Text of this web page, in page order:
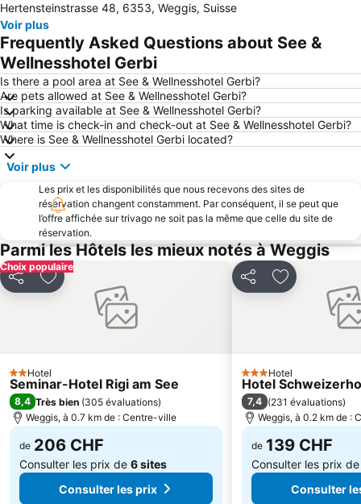
Zoo de Zurich
Greenfield Festival
Alpamare
Station de ski de Meiringen-Hasliberg
Musée suisse de l'habitat rural Ballenberg
Engelberg-Titlis
Sattel-Hochstuckli
Musée Suisse des Transports Zürichsee
Gare Centrale de Lucerne
Stoos
Natur- und Tierpark Goldau
Sörenberg-Flühli
Langstrasse
Wollishofen
Palais des Congrès et de la Culture de Lucerne
Station de ski Melchsee-Frutt
Albisrieden
Klewenalp-Stockhütte
Seefeld
Bahnhofstraße
Höngg
Schwamendingen-Mitte
Abbaye Benédictine d'Einsiedeln
Alt-Wiedikon
Escher-Wyss
MCH Foire de Zurich
Disentis 3000
Old town of Aarau
Hertensteinstrasse 48, 6353, Weggis, Suisse
Voir plus
Frequently Asked Questions about See &
Wellnesshotel Gerbi
Is there a pool area at See & Wellnesshotel Gerbi?
Are pets allowed at See & Wellnesshotel Gerbi?
Is parking available at See & Wellnesshotel Gerbi?
What time is check-in and check-out at See & Wellnesshotel Gerbi?
Where is See & Wellnesshotel Gerbi located?
Voir plus
Les prix et les disponibilités que nous recevons des sites de
réservation changent constamment. Par conséquent, il se peut que
l’offre affichée sur trivago ne soit pas la même que celle du site de
réservation.
Parmi les Hôtels les mieux notés à Weggis
Choix populaire
PartagerAjouter à mes favoris
2 Étoiles
Hotel
Seminar-Hotel Rigi am See
8,4 Très bien (305 évaluations)
Weggis, à 0.7 km de : Centre-ville
de 206 CHF
Consulter les prix de 6 sites
Consulter les prix
PartagerAjouter à
3 Étoiles
Hotel
Hotel
7,4 (231 évaluations)
Weggis, à 0.2 km de :
de 139 CHF
Consulter les prix
Consulter